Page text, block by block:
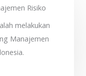
Risiko
melakukan
Manajemen